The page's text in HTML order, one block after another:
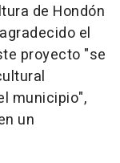
de Hondón
el
proyecto "se
municipio",
un